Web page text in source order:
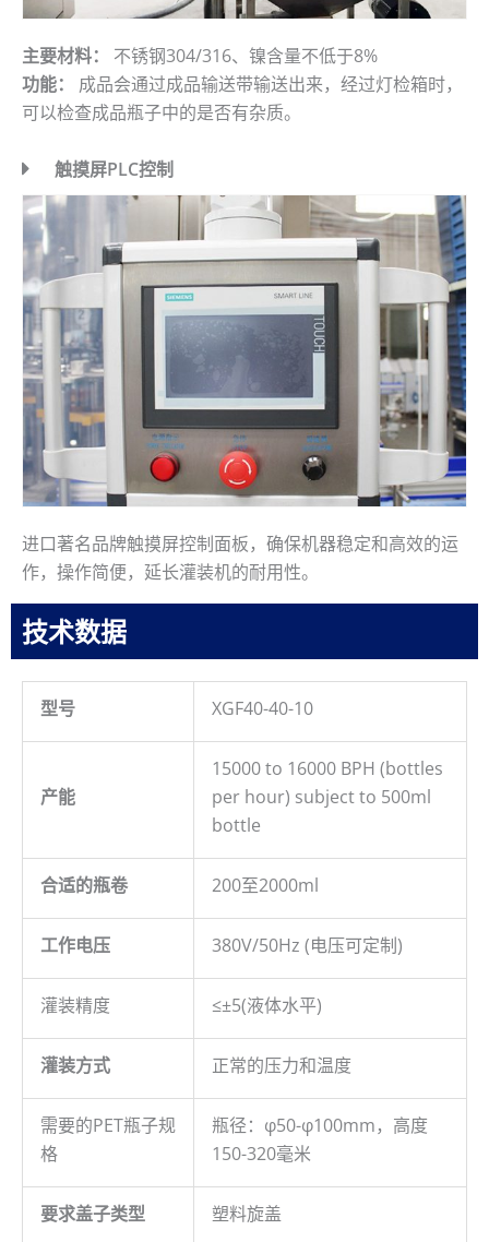
主要材料：
不锈钢304/316、镍含量不低于8%
功能：
成品会通过成品输送带输送出来，经过灯检箱时，
可以检查成品瓶子中的是否有杂质。
触摸屏PLC控制
进口著名品牌触摸屏控制面板，确保机器稳定和高效的运
作，操作简便，延长灌装机的耐用性。
技术数据
型号 XGF40-40-10
产能
15000 to 16000 BPH (bottles
per hour) subject to 500ml
bottle
合适的瓶卷 200至2000ml
工作电压 380V/50Hz (电压可定制)
灌装精度 ≤±5(液体水平)
灌装方式 正常的压力和温度
需要的PET瓶子规
格
瓶径：φ50-φ100mm，高度
150-320毫米
要求盖子类型 塑料旋盖